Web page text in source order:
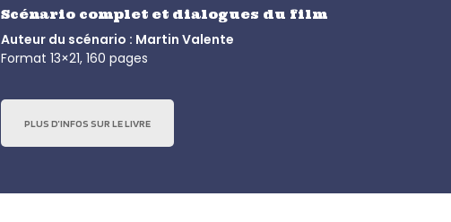
Scénario complet et dialogues du film
Auteur du scénario : Martin Valente
Format 13×21, 160 pages
PLUS D’INFOS SUR LE LIVRE